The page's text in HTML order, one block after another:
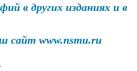
в других изданиях и в
сайт www.nsmu.ru